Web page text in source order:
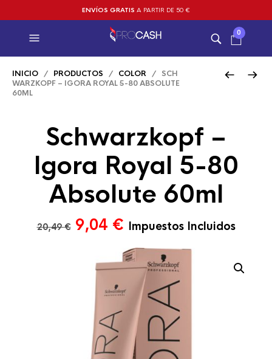
ENVÍOS GRATIS A PARTIR DE 50 €
0
INICIO / PRODUCTOS / COLOR / SCH
WARZKOPF – IGORA ROYAL 5-80 ABSOLUTE
60ML
Schwarzkopf –
Igora Royal 5-80
Absolute 60ml
20,49€ El
original
era:
20,49 €.
9,04 €El
precio
actual
es:
9,04 €.
Impuestos Incluidos